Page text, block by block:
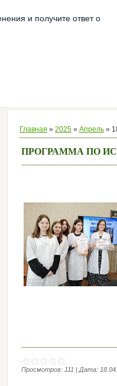
и получите ответ о
Главная » 2025 » Апрель »
ПРОГРАММА ПО
Просмотров: 111 | Дата: